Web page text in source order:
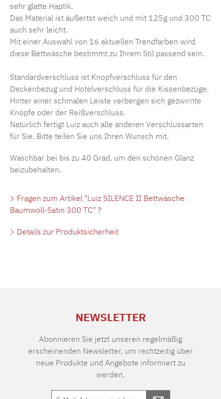
sehr glatte Haptik.
Das Material ist äußertst weich und mit 125g und 300 TC
auch sehr leicht.
Mit einer Auswahl von 16 aktuellen Trendfarben wird
diese Bettwäsche bestimmt zu Ihrem Stil passend sein.
Standardverschluss ist Knopfverschluss für den
Deckenbezug und Hotelverschluss für die Kissenbezüge.
Hinter einer schmalen Leiste verbergen sich gezwirnte
Knöpfe oder der Reißverschluss.
Natürlich fertigt Luiz auch alle anderen Verschlussarten
für Sie. Bitte teilen Sie uns Ihren Wunsch mit.
Waschbar bei bis zu 40 Grad, um den schönen Glanz
beizubehalten.
Fragen zum Artikel "Luiz SILENCE II Bettwäsche
Baumwoll-Satin 300 TC" ?
Details zur Produktsicherheit
NEWSLETTER
Abonnieren Sie jetzt unseren regelmäßig
erscheinenden Newsletter, um rechtzeitig über
neue Produkte und Angebote informiert zu
werden.